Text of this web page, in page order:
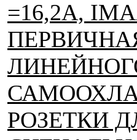
=16,2A,
РОЗЕТКИ